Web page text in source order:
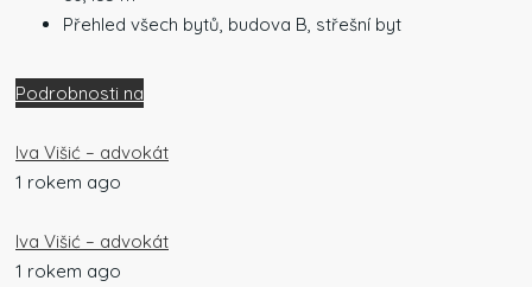
Přehled všech bytů, budova B, střešní byt
Podrobnosti na
Iva Višić – advokát
1 rokem ago
Iva Višić – advokát
1 rokem ago